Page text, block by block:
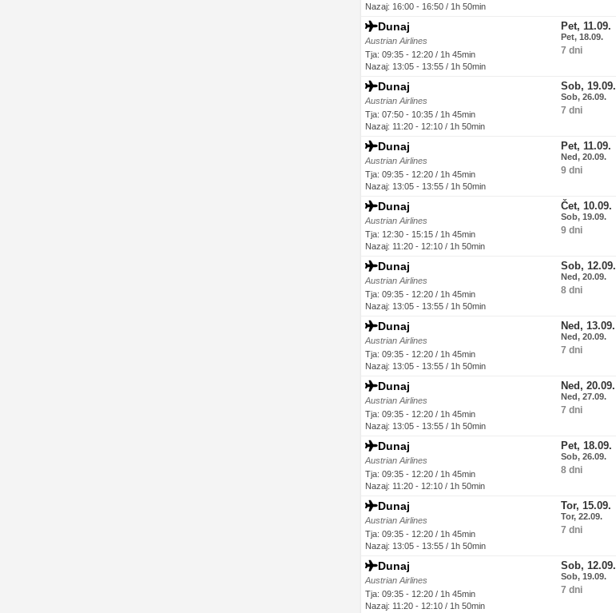
Nazaj: 16:00 - 16:50 / 1h 50min
Dunaj
Austrian Airlines
Tja: 09:35 - 12:20 / 1h 45min
Nazaj: 13:05 - 13:55 / 1h 50min
Pet, 11.09.
Pet, 18.09.
7 dni
Dunaj
Austrian Airlines
Tja: 07:50 - 10:35 / 1h 45min
Nazaj: 11:20 - 12:10 / 1h 50min
Sob, 19.09.
Sob, 26.09.
7 dni
Dunaj
Austrian Airlines
Tja: 09:35 - 12:20 / 1h 45min
Nazaj: 13:05 - 13:55 / 1h 50min
Pet, 11.09.
Ned, 20.09.
9 dni
Dunaj
Austrian Airlines
Tja: 12:30 - 15:15 / 1h 45min
Nazaj: 11:20 - 12:10 / 1h 50min
Čet, 10.09.
Sob, 19.09.
9 dni
Dunaj
Austrian Airlines
Tja: 09:35 - 12:20 / 1h 45min
Nazaj: 13:05 - 13:55 / 1h 50min
Sob, 12.09.
Ned, 20.09.
8 dni
Dunaj
Austrian Airlines
Tja: 09:35 - 12:20 / 1h 45min
Nazaj: 13:05 - 13:55 / 1h 50min
Ned, 13.09.
Ned, 20.09.
7 dni
Dunaj
Austrian Airlines
Tja: 09:35 - 12:20 / 1h 45min
Nazaj: 13:05 - 13:55 / 1h 50min
Ned, 20.09.
Ned, 27.09.
7 dni
Dunaj
Austrian Airlines
Tja: 09:35 - 12:20 / 1h 45min
Nazaj: 11:20 - 12:10 / 1h 50min
Pet, 18.09.
Sob, 26.09.
8 dni
Dunaj
Austrian Airlines
Tja: 09:35 - 12:20 / 1h 45min
Nazaj: 13:05 - 13:55 / 1h 50min
Tor, 15.09.
Tor, 22.09.
7 dni
Dunaj
Austrian Airlines
Tja: 09:35 - 12:20 / 1h 45min
Nazaj: 11:20 - 12:10 / 1h 50min
Sob, 12.09.
Sob, 19.09.
7 dni